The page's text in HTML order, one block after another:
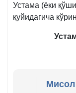
Устама (ёки
қуйидагича
Мисол